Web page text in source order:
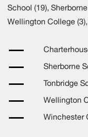
School (19),
Wellington College
Sherborne
Tonbridge
Wellington
Winchester